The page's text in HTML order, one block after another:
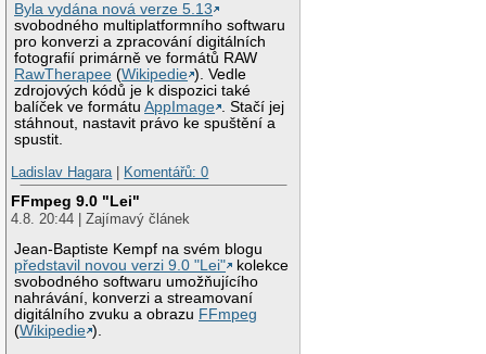
Byla vydána nová verze 5.13
svobodného multiplatformního softwaru
pro konverzi a zpracování digitálních
fotografií primárně ve formátů RAW
RawTherapee (Wikipedie ). Vedle
zdrojových kódů je k dispozici také
balíček ve formátuAppImage . Stačí jej
stáhnout, nastavit právo ke spuštění a
spustit.
Ladislav Hagara| Komentářů: 0
FFmpeg 9.0 "Lei"
4.8. 20:44 | Zajímavý článek
Jean-Baptiste Kempf na svém blogu
představil novou verzi 9.0 "Lei"
kolekce
svobodného softwaru umožňujícího
nahrávání, konverzi a streamovaní
digitálního zvuku a obrazu FFmpeg
(Wikipedie ).